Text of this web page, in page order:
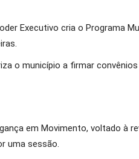
Executivo cria o Programa
o município a firmar
em Movimento, voltado à
uma sessão.